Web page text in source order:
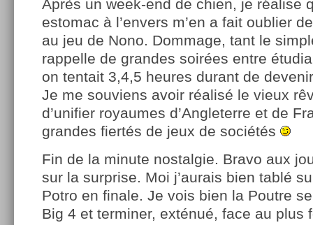
Après un week-end de chien, je réalise
estomac à l’envers m’en a fait oublier
au jeu de Nono. Dommage, tant le
rappelle de grandes soirées entre
on tentait 3,4,5 heures durant de
Je me souviens avoir réalisé le vieux
d’unifier royaumes d’Angleterre et de
grandes fiertés de jeux de sociétés
Fin de la minute nostalgie. Bravo aux
sur la surprise. Moi j’aurais bien tablé
Potro en finale. Je vois bien la Poutre
Big 4 et terminer, exténué, face au plus